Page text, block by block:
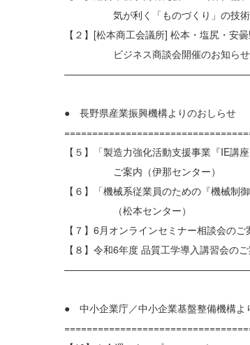
気が利く「ものづくり」の技術集
【２】[松本商工会議所] 松本・塩尻・安
ビジネス商談会開催のお知らせ（
● 長野県産業振興機構よりのおしらせ
【５】「製造力強化活動支援事業『IE講
ご案内（伊那センター）
【６】「機械系従業員のための『機械制
（松本センター）
【７】6月オンラインセミナー相談会のご
【８】令和6年度 品質工学導入講習会の
● 中小企業庁／中小企業基盤整備機構よ